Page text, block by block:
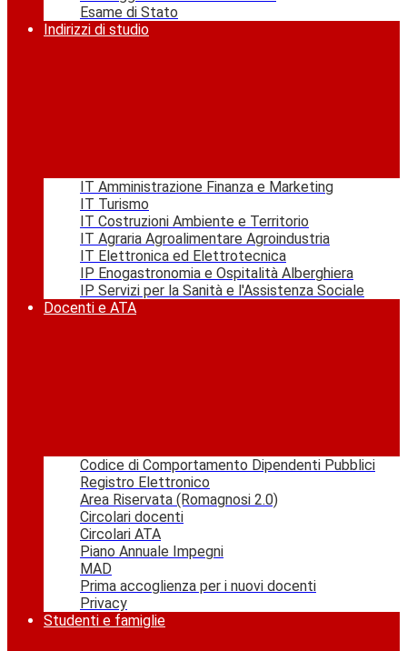
Esame di Stato
Indirizzi di studio
IT Amministrazione Finanza e Marketing
IT Turismo
IT Costruzioni Ambiente e Territorio
IT Agraria Agroalimentare Agroindustria
IT Elettronica ed Elettrotecnica
IP Enogastronomia e Ospitalità Alberghiera
IP Servizi per la Sanità e l'Assistenza Sociale
Docenti e ATA
Codice di Comportamento Dipendenti Pubblici
Registro Elettronico
Area Riservata (Romagnosi 2.0)
Circolari docenti
Circolari ATA
Piano Annuale Impegni
MAD
Prima accoglienza per i nuovi docenti
Privacy
Studenti e famiglie